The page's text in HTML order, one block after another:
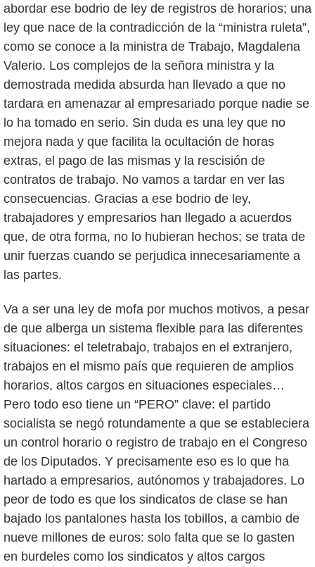
abordar ese bodrio de ley de registros de horarios; una
ley que nace de la contradicción de la “ministra ruleta”,
como se conoce a la ministra de Trabajo, Magdalena
Valerio. Los complejos de la señora ministra y la
demostrada medida absurda han llevado a que no
tardara en amenazar al empresariado porque nadie se
lo ha tomado en serio. Sin duda es una ley que no
mejora nada y que facilita la ocultación de horas
extras, el pago de las mismas y la rescisión de
contratos de trabajo. No vamos a tardar en ver las
consecuencias. Gracias a ese bodrio de ley,
trabajadores y empresarios han llegado a acuerdos
que, de otra forma, no lo hubieran hechos; se trata de
unir fuerzas cuando se perjudica innecesariamente a
las partes.
Va a ser una ley de mofa por muchos motivos, a pesar
de que alberga un sistema flexible para las diferentes
situaciones: el teletrabajo, trabajos en el extranjero,
trabajos en el mismo país que requieren de amplios
horarios, altos cargos en situaciones especiales…
Pero todo eso tiene un “PERO” clave: el partido
socialista se negó rotundamente a que se estableciera
un control horario o registro de trabajo en el Congreso
de los Diputados. Y precisamente eso es lo que ha
hartado a empresarios, autónomos y trabajadores. Lo
peor de todo es que los sindicatos de clase se han
bajado los pantalones hasta los tobillos, a cambio de
nueve millones de euros: solo falta que se lo gasten
en burdeles como los sindicatos y altos cargos